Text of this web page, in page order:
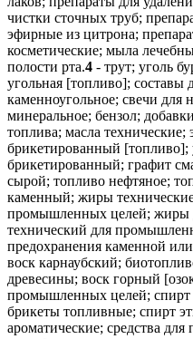
чистки сточных труб;
эфирные из цитрона;
косметические; мыла
полости рта.4 - трут; уголь
угольная [топливо];
каменноугольное; свечи для
минеральное; бензол;
топлива; масла
брикетированный [топливо];
брикетированный; графит
сырой; топливо нефтяное;
каменный; жиры
промышленных целей; жиры
технический для
предохранения каменной
воск карнаубский;
древесины; воск горный
промышленных целей; спирт
брикеты топливные; спирт
ароматические; средства